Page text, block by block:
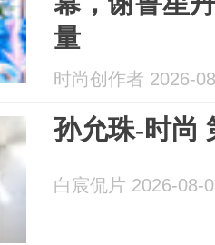
量
时尚创作者 2026-
孙允珠-时尚
白宸侃片 2026-08-